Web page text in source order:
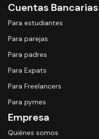
Cuentas Bancarias
Para estudiantes
Para parejas
Para padres
Para Expats
Para Freelancers
Para pymes
Empresa
Quiénes somos